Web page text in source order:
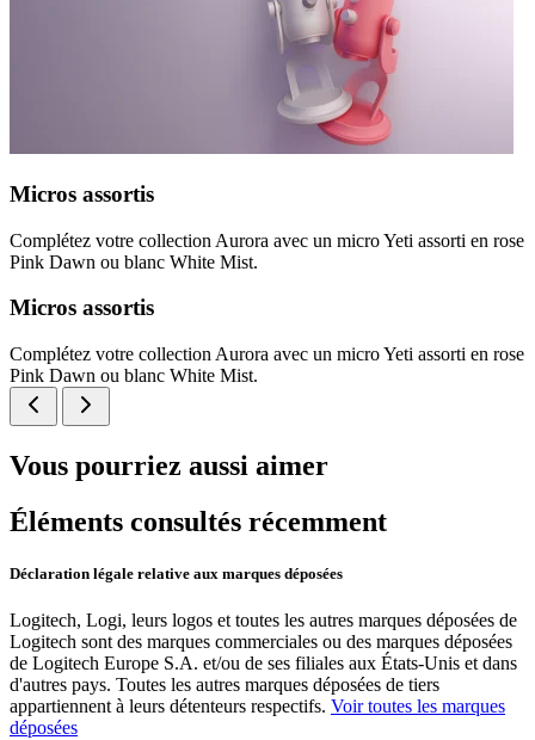
Micros assortis
Complétez votre collection Aurora avec un micro Yeti assorti en rose
Pink Dawn ou blanc White Mist.
Micros assortis
Complétez votre collection Aurora avec un micro Yeti assorti en rose
Pink Dawn ou blanc White Mist.
Vous pourriez aussi aimer
Éléments consultés récemment
Déclaration légale relative aux marques déposées
Logitech, Logi, leurs logos et toutes les autres marques déposées de
Logitech sont des marques commerciales ou des marques déposées
de Logitech Europe S.A. et/ou de ses filiales aux États-Unis et dans
d'autres pays. Toutes les autres marques déposées de tiers
appartiennent à leurs détenteurs respectifs. Voir toutes les marques
déposées